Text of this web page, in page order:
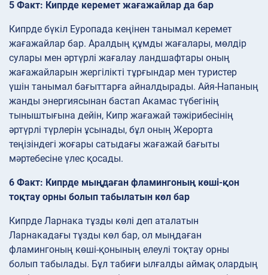
5 Факт: Кипрде керемет жағажайлар да бар
Кипрде бүкіл Еуропада кеңінен танымал керемет
жағажайлар бар. Аралдың құмды жағалары, мөлдір
сулары мен әртүрлі жағалау ландшафтары оның
жағажайларын жергілікті тұрғындар мен туристер
үшін танымал бағыттарға айналдырады. Айя-Напаның
жанды энергиясынан бастап Акамас түбегінің
тыныштығына дейін, Кипр жағажай тәжірибесінің
әртүрлі түрлерін ұсынады, бұл оның Жерорта
теңізіндегі жоғары сатыдағы жағажай бағыты
мәртебесіне үлес қосады.
6 Факт: Кипрде мыңдаған фламингоның көші-қон
тоқтау орны болып табылатын көл бар
Кипрде Ларнака тұзды көлі деп аталатын
Ларнакадағы тұзды көл бар, ол мыңдаған
фламингоның көші-қонының елеулі тоқтау орны
болып табылады. Бұл табиғи ылғалды аймақ олардың